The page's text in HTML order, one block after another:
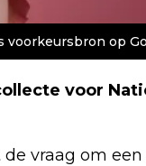
voorkeursbron op
voor
vraag om